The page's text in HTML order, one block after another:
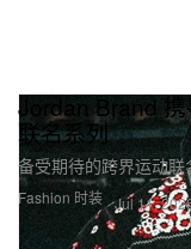
Fashion 时装
Jordan Brand
联名系列
备受期待的跨界运动联
Jul 11,